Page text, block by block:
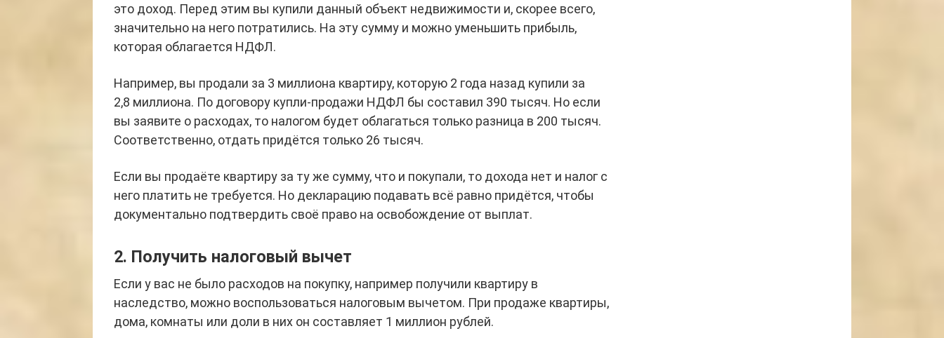
это доход. Перед этим вы купили данный объект недвижимости и, скорее всего,
значительно на него потратились. На эту сумму и можно уменьшить прибыль,
которая облагается НДФЛ.
Например, вы продали за 3 миллиона квартиру, которую 2 года назад купили за
2,8 миллиона. По договору купли‑продажи НДФЛ бы составил 390 тысяч. Но если
вы заявите о расходах, то налогом будет облагаться только разница в 200 тысяч.
Соответственно, отдать придётся только 26 тысяч.
Если вы продаёте квартиру за ту же сумму, что и покупали, то дохода нет и налог с
него платить не требуется. Но декларацию подавать всё равно придётся, чтобы
документально подтвердить своё право на освобождение от выплат.
2. Получить налоговый вычет
Если у вас не было расходов на покупку, например получили квартиру в
наследство, можно воспользоваться налоговым вычетом. При продаже квартиры,
дома, комнаты или доли в них он составляет 1 миллион рублей.